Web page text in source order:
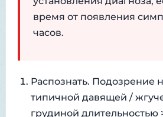
время от появления
часов.
Распознать. Подозрение
типичной давящей /
грудиной длительностью